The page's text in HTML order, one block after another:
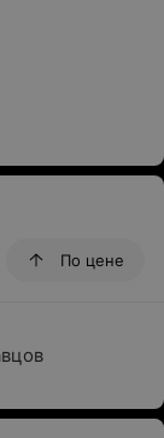
По цене